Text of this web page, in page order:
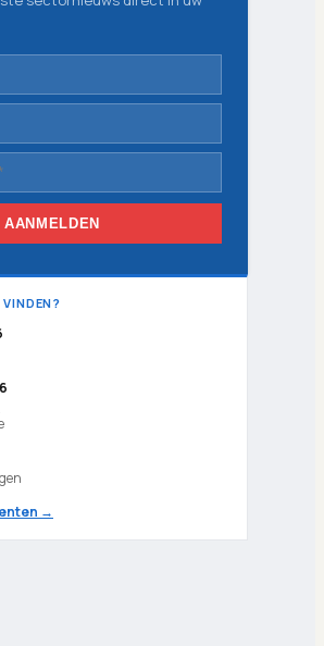
AANMELDEN
→